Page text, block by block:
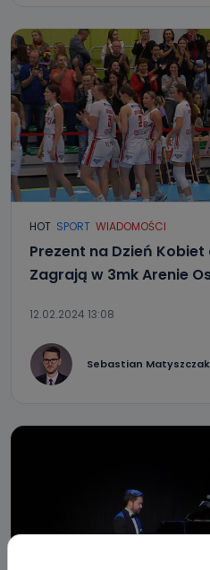
HOT SPORT WIADOMOŚCI
Prezent na Dzień
Zagrają w 3mk Arenie
12.02.2024 13:08
Sebastian Matyszczak